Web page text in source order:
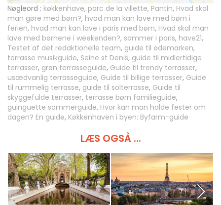
Nøgleord : køkkenhave, parc de la villette, Pantin, Hvad skal
man gøre med børn?, hvad man kan lave med børn i
ferien, hvad man kan lave i paris med børn, Hvad skal man
lave med børnene i weekenden?, sommer i paris, have21,
Testet af det redaktionelle team, guide til ødemarken,
terrasse musikguide, Seine st Denis, guide til midlertidige
terrasser, grøn terrasseguide, Guide til trendy terrasser,
usædvanlig terrasseguide, Guide til billige terrasser, Guide
til rummelig terrasse, guide til solterrasse, Guide til
skyggefulde terrasser, terrasse børn familieguide,
guinguette sommerguide, Hvor kan man holde fester om
dagen? En guide, Køkkenhaven i byen: Byfarm-guide
LÆS OGSÅ ...